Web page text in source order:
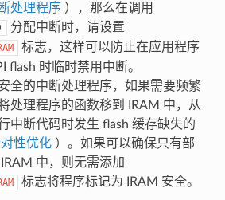
处理程序 ），那么在调用
分配中断时，请设置
标志，这样可以防止在应用程序
flash 时临时禁用中断。
全的中断处理程序，如果需要频繁
处理程序的函数移到 IRAM 中，从
中断代码时发生 flash 缓存缺失的
性优化）。如果可以确保只有部
中，则无需添加
标志将程序标记为 IRAM 安全。